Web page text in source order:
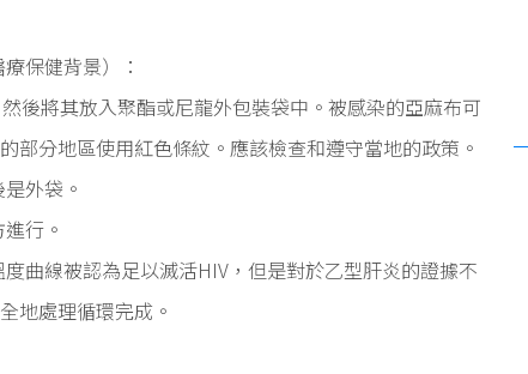
保健背景）：
後將其放入聚酯或尼龍外包裝袋中。被感染的亞麻布可
部分地區使用紅色條紋。應該檢查和遵守當地的政策。
外袋。
行。
曲線被認為足以滅活HIV，但是對於乙型肝炎的證據不
地處理循環完成。